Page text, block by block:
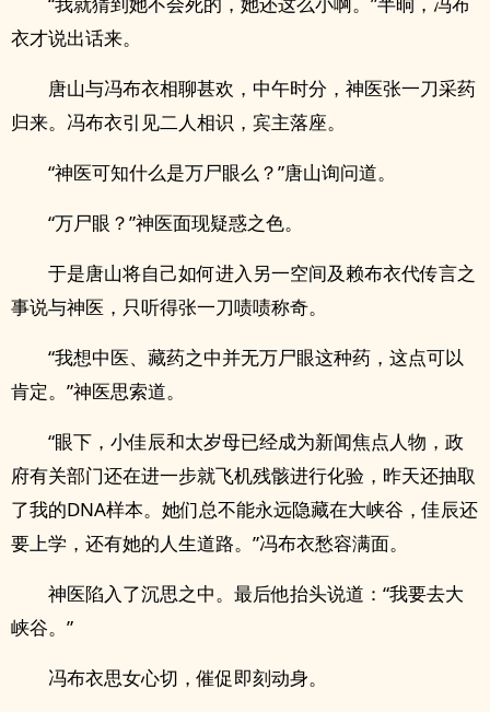
衣才说出话来。
唐山与冯布衣相聊甚欢，中午时分，神医张一刀采药
归来。冯布衣引见二人相识，宾主落座。
“神医可知什么是万尸眼么？”唐山询问道。
“万尸眼？”神医面现疑惑之色。
于是唐山将自己如何进入另一空间及赖布衣代传言之
事说与神医，只听得张一刀啧啧称奇。
“我想中医、藏药之中并无万尸眼这种药，这点可以
肯定。”神医思索道。
“眼下，小佳辰和太岁母已经成为新闻焦点人物，政
府有关部门还在进一步就飞机残骸进行化验，昨天还抽取
了我的DNA样本。她们总不能永远隐藏在大峡谷，佳辰还
要上学，还有她的人生道路。”冯布衣愁容满面。
神医陷入了沉思之中。最后他抬头说道：“我要去大
峡谷。”
冯布衣思女心切，催促即刻动身。